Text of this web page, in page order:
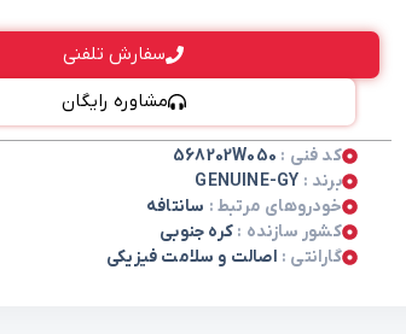
سفارش تلفنی
مشاوره رایگان
کد فنی : 568202W050
برند : GENUINE-GY
خودروهای مرتبط : سانتافه
کشور سازنده :کره جنوبی
گارانتی : اصالت و سلامت فیزیکی